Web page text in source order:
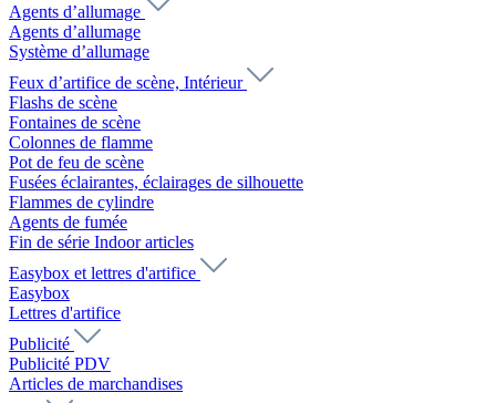
Agents d’allumage
Agents d’allumage
Système d’allumage
Feux d’artifice de scène, Intérieur
Flashs de scène
Fontaines de scène
Colonnes de flamme
Pot de feu de scène
Fusées éclairantes, éclairages de silhouette
Flammes de cylindre
Agents de fumée
Fin de série Indoor articles
Easybox et lettres d'artifice
Easybox
Lettres d'artifice
Publicité
Publicité PDV
Articles de marchandises